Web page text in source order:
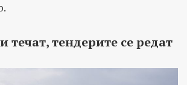
течат, тендерите се редат